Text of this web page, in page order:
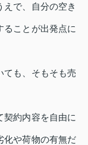
えで、自分の空き
ることが出発点に
ても、そもそも売
契約内容を自由に
化や荷物の有無だ